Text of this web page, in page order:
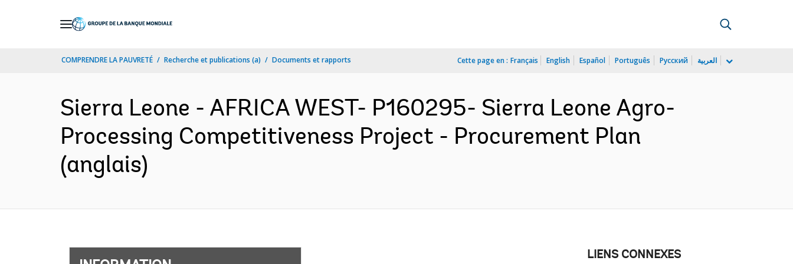
COMPRENDRE LA PAUVRETÉ Recherche et publications (a) Documents et rapports Cette page en : Français English Español Português Русский العربية
Sierra Leone - AFRICA WEST- P160295- Sierra Leone Agro-
Processing Competitiveness Project - Procurement Plan
(anglais)
LIENS CONNEXES